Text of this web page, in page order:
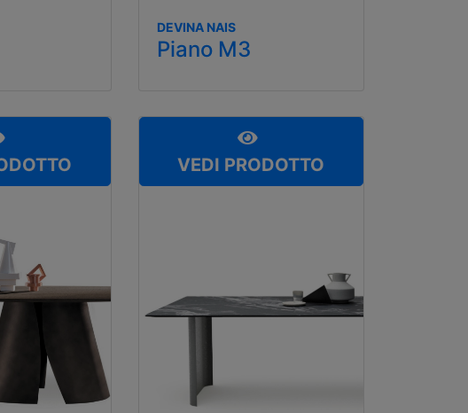
DEVINA NAIS
Piano M3
VEDI PRODOTTO